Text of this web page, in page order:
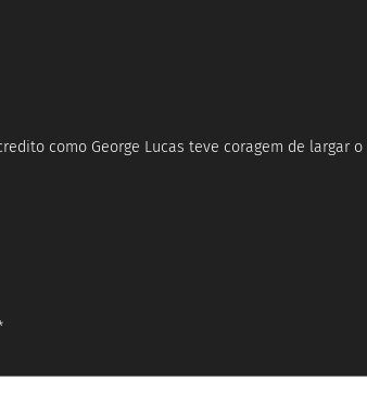
como George Lucas teve coragem de largar